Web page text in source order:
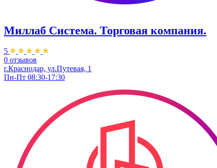
Миллаб Система. ​Торговая компания.
5
0 отзывов
г.Краснодар, ул.Путевая, 1
Пн-Пт 08:30-17:30